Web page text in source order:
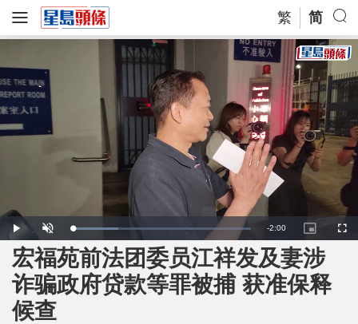
繁 简
P
l
a
y
U
n
m
u
t
e
L
o
a
d
d
:
2
6
R
e
m
-2:00
P
i
c
t
u
r
e
-
F
u
宏福苑前法团委员江祥发及妻涉
诈骗政府贷款等罪被捕 获准保释
候查